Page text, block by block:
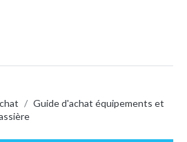
/ Guide d'achat équipements et